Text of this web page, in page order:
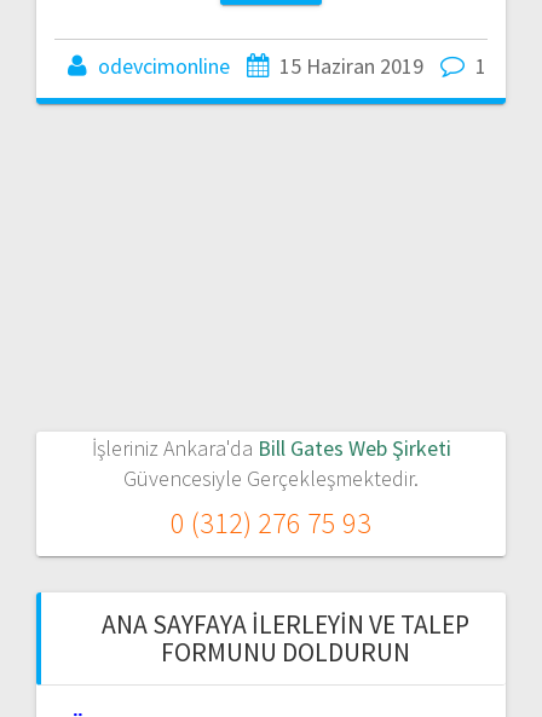
odevcimonline 15 Haziran 2019 1
İşleriniz Ankara'da Bill Gates Web Şirketi
Güvencesiyle Gerçekleşmektedir.
0 (312) 276 75 93
ANA SAYFAYA İLERLEYIN VE TALEP
FORMUNU DOLDURUN